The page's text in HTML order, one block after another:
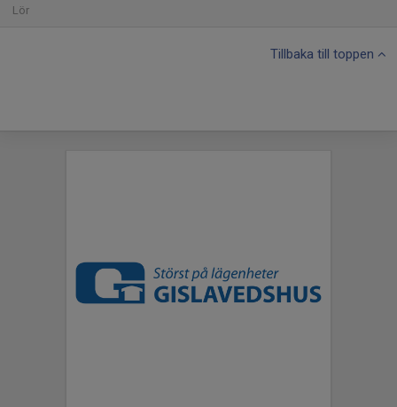
Lör
Tillbaka till toppen